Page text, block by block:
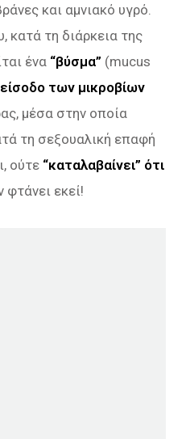
και αμνιακό υγρό.
κατά τη διάρκεια της
ένα “βύσμα” (mucus
των μικροβίων
μέσα στην οποία
τη σεξουαλική επαφή
ούτε “καταλαβαίνει” ότι
εκεί!